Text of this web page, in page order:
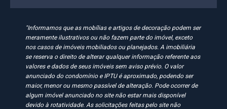
"Informamos que as mobílias e artigos de decoração podem ser
meramente ilustrativos ou não fazem parte do imóvel, exceto
nos casos de imóveis mobiliados ou planejados. A imobiliária
se reserva o direito de alterar qualquer informação referente aos
valores e dados de seus imóveis sem aviso prévio. O valor
anunciado do condomínio e IPTU é aproximado, podendo ser
maior, menor ou mesmo passível de alteração. Pode ocorrer de
algum imóvel anunciado no site não estar mais disponível
devido à rotatividade. As solicitações feitas pelo site não